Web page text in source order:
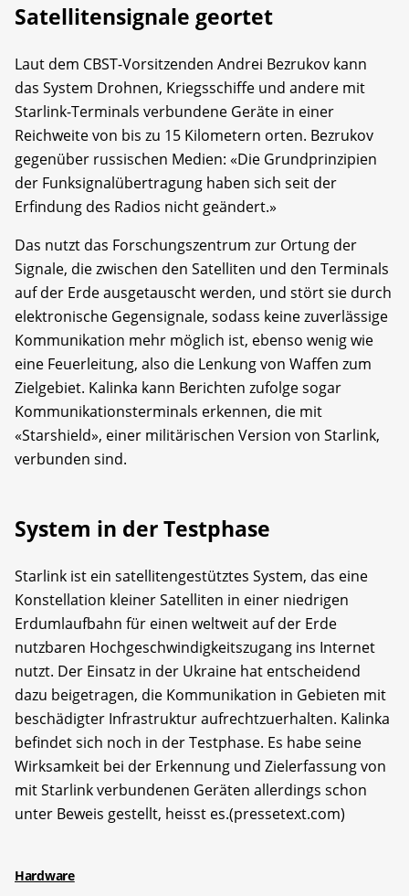
Satellitensignale geortet
Laut dem CBST-Vorsitzenden Andrei Bezrukov kann
das System Drohnen, Kriegsschiffe und andere mit
Starlink-Terminals verbundene Geräte in einer
Reichweite von bis zu 15 Kilometern orten. Bezrukov
gegenüber russischen Medien: «Die Grundprinzipien
der Funksignalübertragung haben sich seit der
Erfindung des Radios nicht geändert.»
Das nutzt das Forschungszentrum zur Ortung der
Signale, die zwischen den Satelliten und den Terminals
auf der Erde ausgetauscht werden, und stört sie durch
elektronische Gegensignale, sodass keine zuverlässige
Kommunikation mehr möglich ist, ebenso wenig wie
eine Feuerleitung, also die Lenkung von Waffen zum
Zielgebiet. Kalinka kann Berichten zufolge sogar
Kommunikationsterminals erkennen, die mit
«Starshield», einer militärischen Version von Starlink,
verbunden sind.
System in der Testphase
Starlink ist ein satellitengestütztes System, das eine
Konstellation kleiner Satelliten in einer niedrigen
Erdumlaufbahn für einen weltweit auf der Erde
nutzbaren Hochgeschwindigkeitszugang ins Internet
nutzt. Der Einsatz in der Ukraine hat entscheidend
dazu beigetragen, die Kommunikation in Gebieten mit
beschädigter Infrastruktur aufrechtzuerhalten. Kalinka
befindet sich noch in der Testphase. Es habe seine
Wirksamkeit bei der Erkennung und Zielerfassung von
mit Starlink verbundenen Geräten allerdings schon
unter Beweis gestellt, heisst es.(pressetext.com)
Hardware